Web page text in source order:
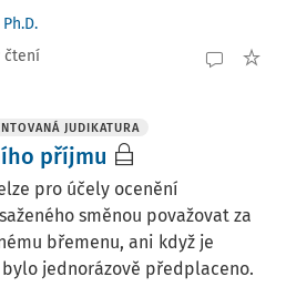
čtení
JUDIKATURA
příjmu
pro účely ocenění
směnou považovat za
břemenu, ani když je
jednorázově předplaceno.